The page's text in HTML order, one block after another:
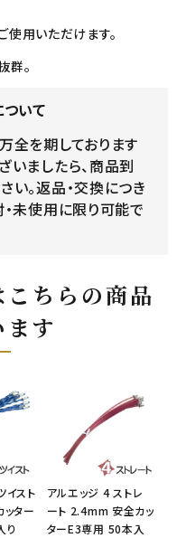
使用いただけます。
群。
いて
全を期しております
いましたら、商品到
。返品・交換につき
・未使用に限り可能で
ちらの商品
す
イスト
ター
り
アルエッジ 4 ストレ
ート 2.4mm 安全カッ
ターE3専用 50本入